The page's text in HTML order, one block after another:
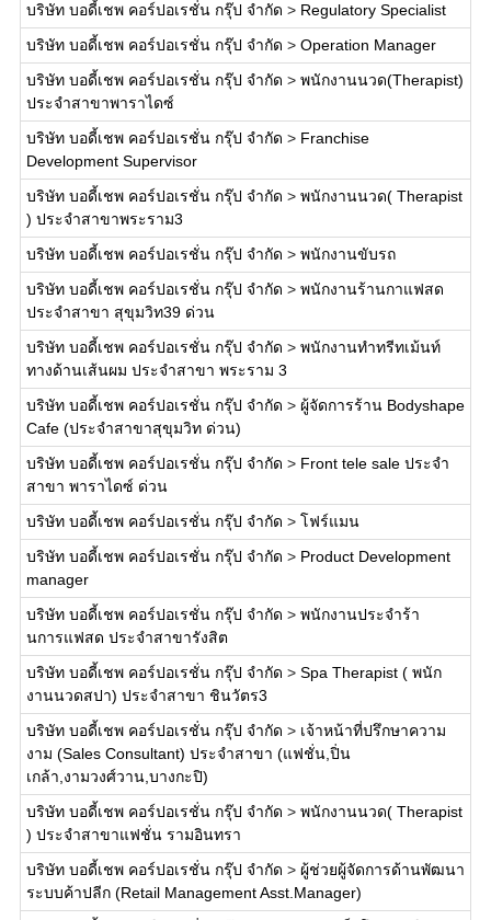
บริษัท บอดี้เชพ คอร์ปอเรชั่น กรุ๊ป จำกัด > Regulatory Specialist
บริษัท บอดี้เชพ คอร์ปอเรชั่น กรุ๊ป จำกัด > Operation Manager
บริษัท บอดี้เชพ คอร์ปอเรชั่น กรุ๊ป จำกัด > พนักงานนวด(Therapist)
ประจำสาขาพาราไดซ์
บริษัท บอดี้เชพ คอร์ปอเรชั่น กรุ๊ป จำกัด > Franchise
Development Supervisor
บริษัท บอดี้เชพ คอร์ปอเรชั่น กรุ๊ป จำกัด > พนักงานนวด( Therapist
) ประจำสาขาพระราม3
บริษัท บอดี้เชพ คอร์ปอเรชั่น กรุ๊ป จำกัด > พนักงานขับรถ
บริษัท บอดี้เชพ คอร์ปอเรชั่น กรุ๊ป จำกัด > พนักงานร้านกาแฟสด
ประจำสาขา สุขุมวิท39 ด่วน
บริษัท บอดี้เชพ คอร์ปอเรชั่น กรุ๊ป จำกัด > พนักงานทำทรีทเม้นท์
ทางด้านเส้นผม ประจำสาขา พระราม 3
บริษัท บอดี้เชพ คอร์ปอเรชั่น กรุ๊ป จำกัด > ผู้จัดการร้าน Bodyshape
Cafe (ประจำสาขาสุขุมวิท ด่วน)
บริษัท บอดี้เชพ คอร์ปอเรชั่น กรุ๊ป จำกัด > Front tele sale ประจำ
สาขา พาราไดซ์ ด่วน
บริษัท บอดี้เชพ คอร์ปอเรชั่น กรุ๊ป จำกัด > โฟร์แมน
บริษัท บอดี้เชพ คอร์ปอเรชั่น กรุ๊ป จำกัด > Product Development
manager
บริษัท บอดี้เชพ คอร์ปอเรชั่น กรุ๊ป จำกัด > พนักงานประจำร้า
นการแฟสด ประจำสาขารังสิต
บริษัท บอดี้เชพ คอร์ปอเรชั่น กรุ๊ป จำกัด > Spa Therapist ( พนัก
งานนวดสปา) ประจำสาขา ชินวัตร3
บริษัท บอดี้เชพ คอร์ปอเรชั่น กรุ๊ป จำกัด > เจ้าหน้าที่ปรึกษาความ
งาม (Sales Consultant) ประจำสาขา (แฟชั่น,ปิ่น
เกล้า,งามวงศ์วาน,บางกะปิ)
บริษัท บอดี้เชพ คอร์ปอเรชั่น กรุ๊ป จำกัด > พนักงานนวด( Therapist
) ประจำสาขาแฟชั่น รามอินทรา
บริษัท บอดี้เชพ คอร์ปอเรชั่น กรุ๊ป จำกัด > ผู้ช่วยผู้จัดการด้านพัฒนา
ระบบค้าปลีก (Retail Management Asst.Manager)